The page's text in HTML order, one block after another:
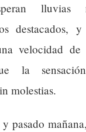
lluvias
destacados,
velocidad
la
molestias.
pasado